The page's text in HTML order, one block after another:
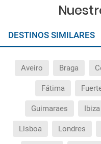
DESTINOS SIMILARES
Aveiro Braga
Fátima
Guimaraes Ibiza
Lisboa Londres